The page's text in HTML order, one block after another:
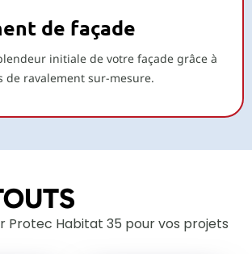
de façade
initiale de votre façade grâce à
de ravalement sur-mesure.
Protec Habitat 35 pour vos projets